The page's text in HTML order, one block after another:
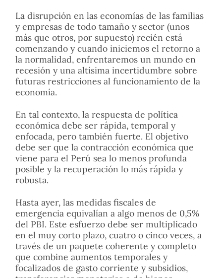
La disrupción en las economías de las familias
y empresas de todo tamaño y sector (unos
más que otros, por supuesto) recién está
comenzando y cuando iniciemos el retorno a
la normalidad, enfrentaremos un mundo en
recesión y una altísima incertidumbre sobre
futuras restricciones al funcionamiento de la
economía.
En tal contexto, la respuesta de política
económica debe ser rápida, temporal y
enfocada, pero también fuerte. El objetivo
debe ser que la contracción económica que
viene para el Perú sea lo menos profunda
posible y la recuperación lo más rápida y
robusta.
Hasta ayer, las medidas fiscales de
emergencia equivalían a algo menos de 0,5%
del PBI. Este esfuerzo debe ser multiplicado
en el muy corto plazo, cuatro o cinco veces, a
través de un paquete coherente y completo
que combine aumentos temporales y
focalizados de gasto corriente y subsidios,